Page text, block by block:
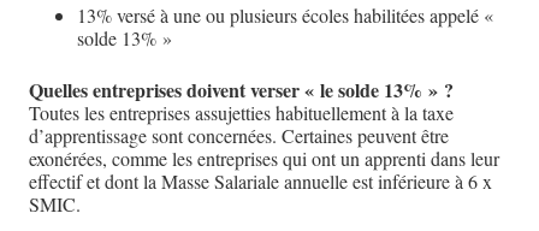
13% versé à une ou plusieurs écoles habilitées appelé «
solde 13% »
Quelles entreprises doivent verser « le solde 13% » ?
Toutes les entreprises assujetties habituellement à la taxe
d’apprentissage sont concernées. Certaines peuvent être
exonérées, comme les entreprises qui ont un apprenti dans leur
effectif et dont la Masse Salariale annuelle est inférieure à 6 x
SMIC.